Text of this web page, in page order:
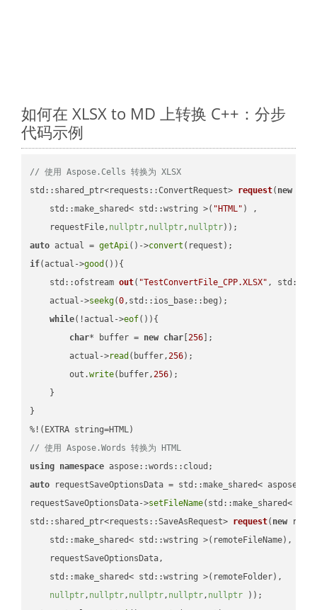
如何在 XLSX to MD 上转换 C++：分步
代码示例
// 使用 Aspose.Cells 转换为 XLSX
std::shared_ptr<requests::ConvertRequest> request( new
    std::make_shared< std::wstring >(
"HTML" ) ,
    requestFile,
nullptr, nullptr, nullptr))
auto actual = getApi()->convert
if(actual->good ()){
std::ofstream out( "TestConvertFile_CPP.XLSX" ,
    actual->
seekg(0,std::ios_base::beg);
while(!actual->eof()){
char* buffer = new char [256 ];
        actual->
read (buffer,256);
        out.
write(buffer,256);
    }
}
// 使用 Aspose.Words 转换为 HTML
using namespace
auto requestSaveOptionsData = std::make_shared<
requestSaveOptionsData->setFileName(std::make_shared<
std::shared_ptr<requests::SaveAsRequest> request( new
    std::make_shared< std::wstring >(remoteFileName),
    requestSaveOptionsData,
    std::make_shared< std::wstring >(remoteFolder),
nullptr, nullptr, nullptr, nullptr, nullptr ))